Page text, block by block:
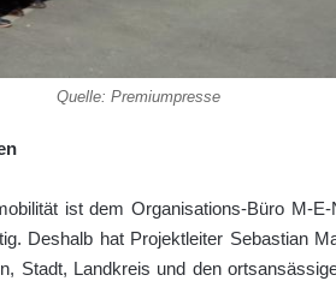
Quelle: Premiumpresse
ist dem Organisations-Büro M-
Deshalb hat Projektleiter Sebastian
Stadt, Landkreis und den